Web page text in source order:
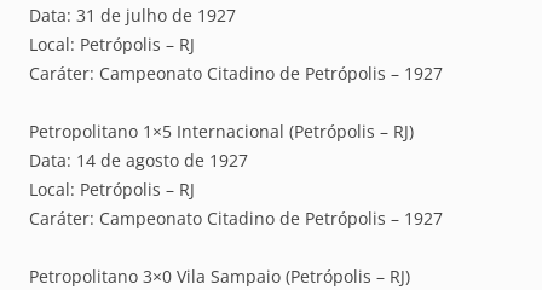
Data: 31 de julho de 1927
Local: Petrópolis – RJ
Caráter: Campeonato Citadino de Petrópolis – 1927
Petropolitano 1×5 Internacional (Petrópolis – RJ)
Data: 14 de agosto de 1927
Local: Petrópolis – RJ
Caráter: Campeonato Citadino de Petrópolis – 1927
Petropolitano 3×0 Vila Sampaio (Petrópolis – RJ)